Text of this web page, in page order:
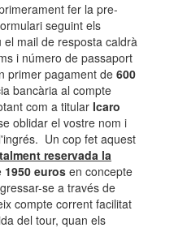
fer la pre-
seguint els
mail de resposta caldrà
i número de passaport
primer pagament de 600
bancària al compte
com a titular Icaro
oblidar el vostre nom i
Un cop fet aquest
reservada la
1950 euros en concepte
se a través de
compte corrent facilitat
del tour, quan els